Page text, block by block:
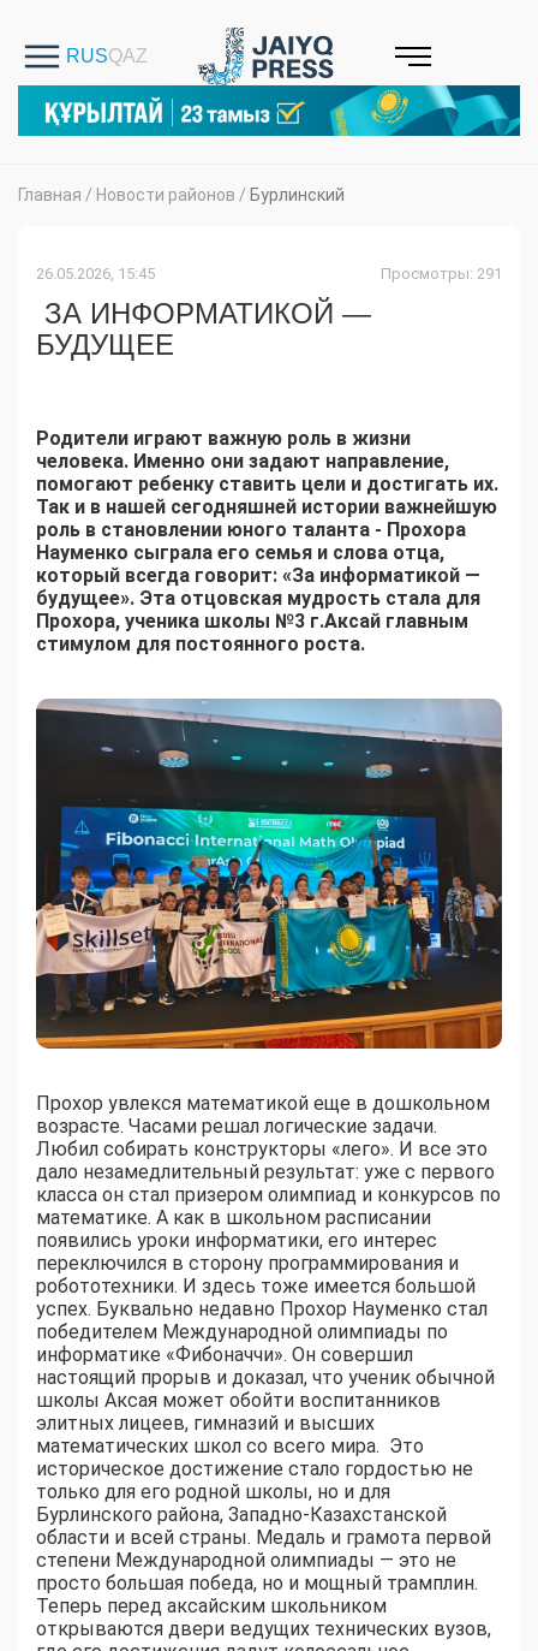
Главная / Новости районов / Бурлинский
26.05.2026, 15:45 Просмотры: 291
ЗА ИНФОРМАТИКОЙ —
БУДУЩЕЕ
Родители играют важную роль в жизни
человека. Именно они задают направление,
помогают ребенку ставить цели и достигать их.
Так и в нашей сегодняшней истории важнейшую
роль в становлении юного таланта - Прохора
Науменко сыграла его семья и слова отца,
который всегда говорит: «За информатикой —
будущее». Эта отцовская мудрость стала для
Прохора, ученика школы №3 г.Аксай главным
стимулом для постоянного роста.
Прохор увлекся математикой еще в дошкольном
возрасте. Часами решал логические задачи.
Любил собирать конструкторы «лего». И все это
дало незамедлительный результат: уже с первого
класса он стал призером олимпиад и конкурсов по
математике. А как в школьном расписании
появились уроки информатики, его интерес
переключился в сторону программирования и
робототехники. И здесь тоже имеется большой
успех. Буквально недавно Прохор Науменко стал
победителем Международной олимпиады по
информатике «Фибоначчи». Он совершил
настоящий прорыв и доказал, что ученик обычной
школы Аксая может обойти воспитанников
элитных лицеев, гимназий и высших
математических школ со всего мира. Это
историческое достижение стало гордостью не
только для его родной школы, но и для
Бурлинского района, Западно-Казахстанской
области и всей страны. Медаль и грамота первой
степени Международной олимпиады — это не
просто большая победа, но и мощный трамплин.
Теперь перед аксайским школьником
открываются двери ведущих технических вузов,